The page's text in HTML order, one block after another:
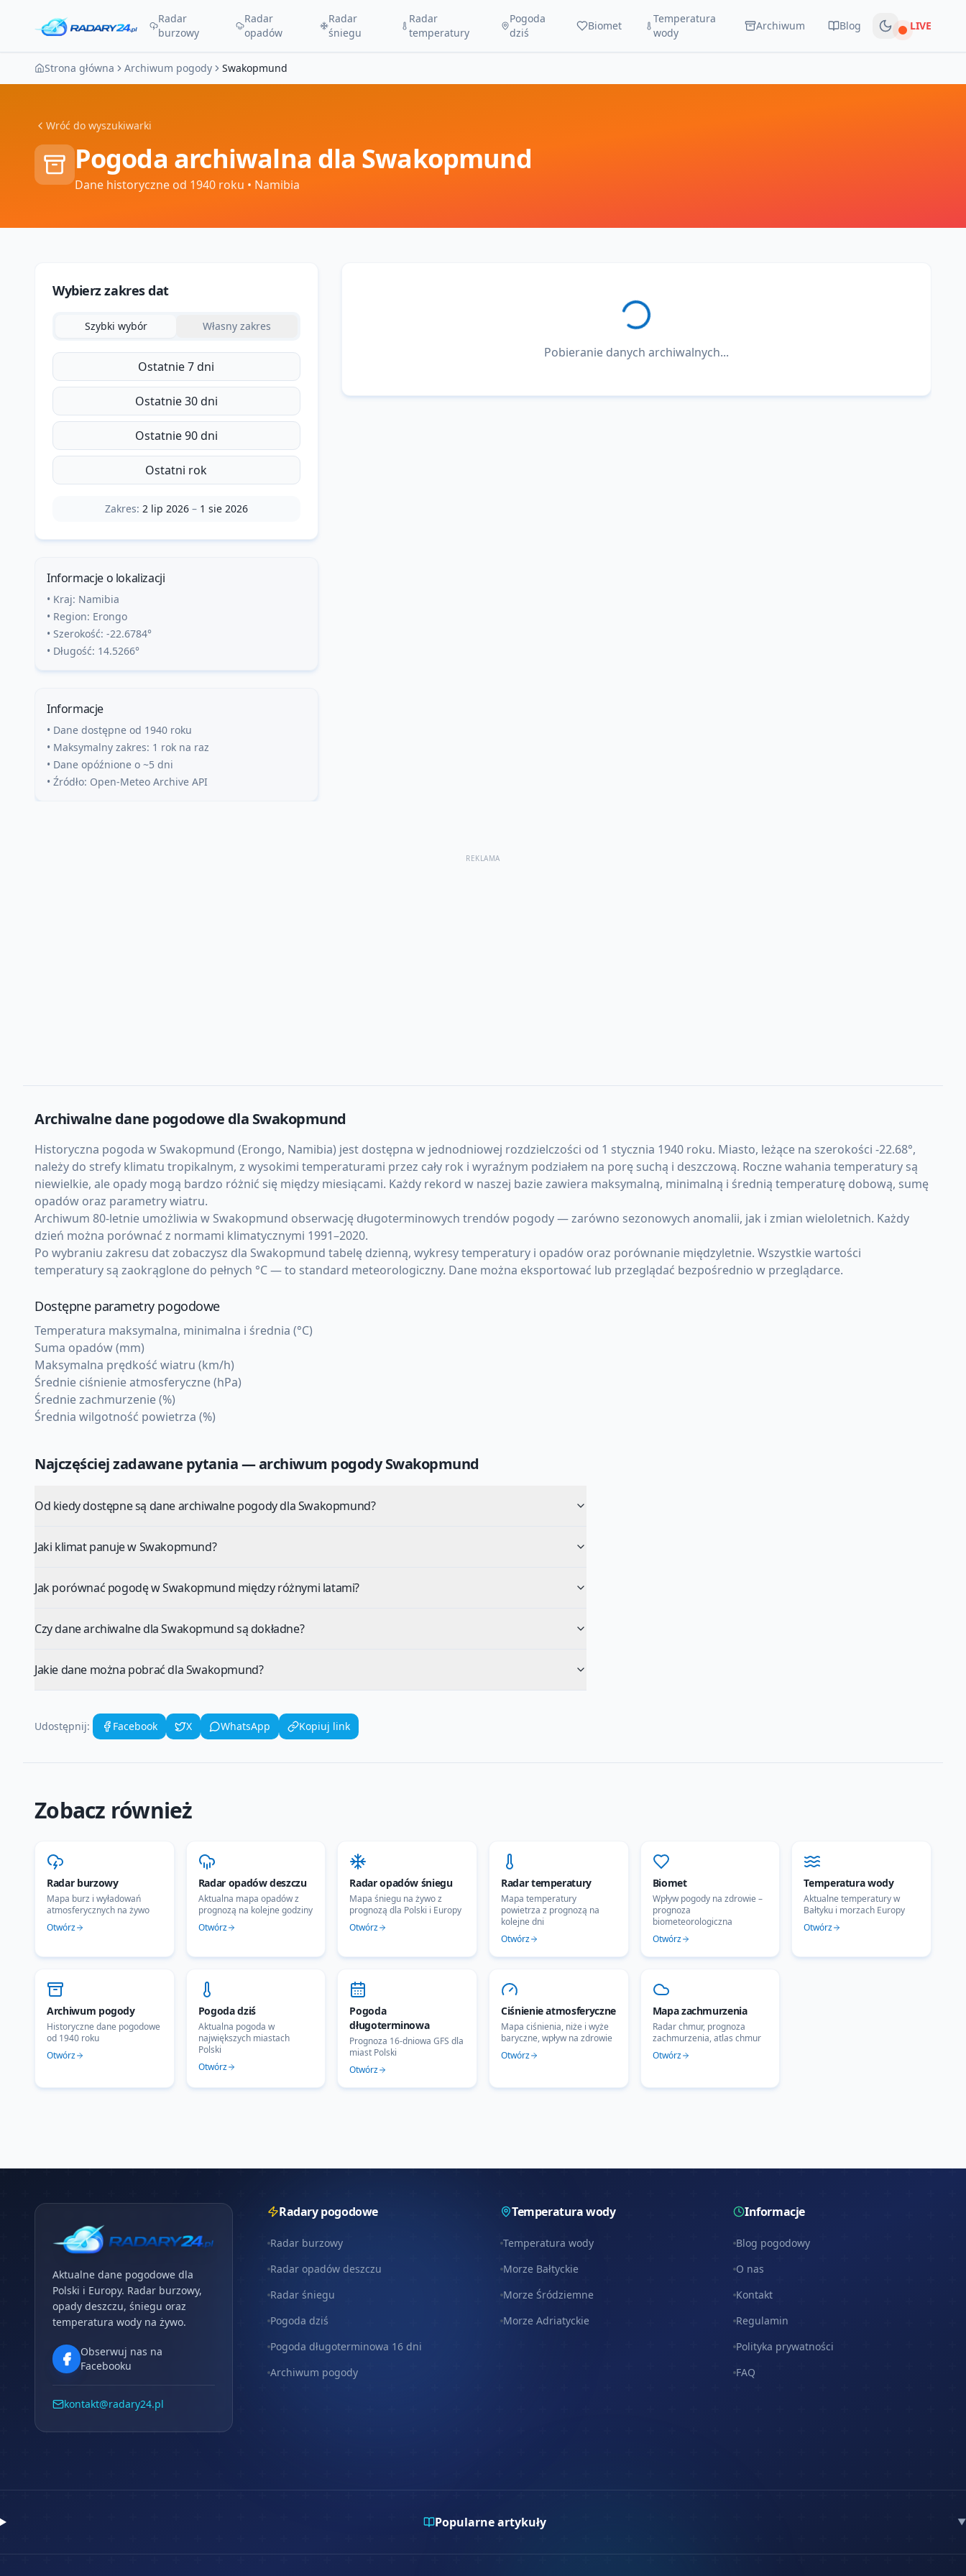
Radar
burzowy
Radar
opadów
Radar
śniegu
Radar
temperatury
Pogoda
dziś
Biomet
Temperatura
wody
Archiwum Blog Na żywo
LIVE
Strona główna Archiwum pogody Swakopmund
Wróć do wyszukiwarki
Pogoda archiwalna dla Swakopmund
Dane historyczne od 1940 roku • Namibia
Wybierz zakres dat
Szybki wybór Własny zakres
Ostatnie 7 dni
Ostatnie 30 dni
Ostatnie 90 dni
Ostatni rok
Zakres: 2 lip 2026– 1 sie 2026
Informacje o lokalizacji
• Kraj: Namibia
• Region: Erongo
• Szerokość: -22.6784°
• Długość: 14.5266°
Informacje
• Dane dostępne od 1940 roku
• Maksymalny zakres: 1 rok na raz
• Dane opóźnione o ~5 dni
• Źródło: Open-Meteo Archive API
Pobieranie danych archiwalnych...
REKLAMA
Archiwalne dane pogodowe dla Swakopmund
Historyczna pogoda w Swakopmund (Erongo, Namibia) jest dostępna w jednodniowej rozdzielczości od 1 stycznia 1940 roku. Miasto, leżące na szerokości -22.68°,
należy do strefy klimatu tropikalnym, z wysokimi temperaturami przez cały rok i wyraźnym podziałem na porę suchą i deszczową. Roczne wahania temperatury są
niewielkie, ale opady mogą bardzo różnić się między miesiącami. Każdy rekord w naszej bazie zawiera maksymalną, minimalną i średnią temperaturę dobową, sumę
opadów oraz parametry wiatru.
Archiwum 80-letnie umożliwia w Swakopmund obserwację długoterminowych trendów pogody — zarówno sezonowych anomalii, jak i zmian wieloletnich. Każdy
dzień można porównać z normami klimatycznymi 1991–2020.
Po wybraniu zakresu dat zobaczysz dla Swakopmund tabelę dzienną, wykresy temperatury i opadów oraz porównanie międzyletnie. Wszystkie wartości
temperatury są zaokrąglone do pełnych °C — to standard meteorologiczny. Dane można eksportować lub przeglądać bezpośrednio w przeglądarce.
Dostępne parametry pogodowe
Temperatura maksymalna, minimalna i średnia (°C)
Suma opadów (mm)
Maksymalna prędkość wiatru (km/h)
Średnie ciśnienie atmosferyczne (hPa)
Średnie zachmurzenie (%)
Średnia wilgotność powietrza (%)
Najczęściej zadawane pytania — archiwum pogodySwakopmund
Od kiedy dostępne są dane archiwalne pogody dla Swakopmund?
Jaki klimat panuje w Swakopmund?
Jak porównać pogodę w Swakopmund między różnymi latami?
Czy dane archiwalne dla Swakopmund są dokładne?
Jakie dane można pobrać dla Swakopmund?
Udostępnij: Facebook X WhatsApp Kopiuj link
Zobacz również
Radar burzowy
Mapa burz i wyładowań
atmosferycznych na żywo
Otwórz
Radar opadów deszczu
Aktualna mapa opadów z
prognozą na kolejne godziny
Otwórz
Radar opadów śniegu
Mapa śniegu na żywo z
prognozą dla Polski i Europy
Otwórz
Radar temperatury
Mapa temperatury
powietrza z prognozą na
kolejne dni
Otwórz
Biomet
Wpływ pogody na zdrowie –
prognoza
biometeorologiczna
Otwórz
Temperatura wody
Aktualne temperatury w
Bałtyku i morzach Europy
Otwórz
Archiwum pogody
Historyczne dane pogodowe
od 1940 roku
Otwórz
Pogoda dziś
Aktualna pogoda w
największych miastach
Polski
Otwórz
Pogoda
długoterminowa
Prognoza 16-dniowa GFS dla
miast Polski
Otwórz
Ciśnienie atmosferyczne
Mapa ciśnienia, niże i wyże
baryczne, wpływ na zdrowie
Otwórz
Mapa zachmurzenia
Radar chmur, prognoza
zachmurzenia, atlas chmur
Otwórz
Aktualne dane pogodowe dla
Polski i Europy. Radar burzowy,
opady deszczu, śniegu oraz
temperatura wody na żywo.
Obserwuj nas na
Facebooku
kontakt@radary24.pl
Radary pogodowe
Radar burzowy
Radar opadów deszczu
Radar śniegu
Pogoda dziś
Pogoda długoterminowa 16 dni
Archiwum pogody
Temperatura wody
Temperatura wody
Morze Bałtyckie
Morze Śródziemne
Morze Adriatyckie
Informacje
Blog pogodowy
O nas
Kontakt
Regulamin
Polityka prywatności
FAQ
Popularne artykuły ▼